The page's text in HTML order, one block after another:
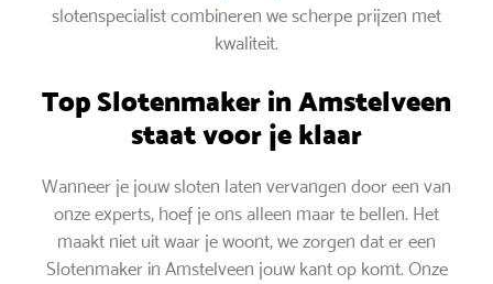
slotenspecialist combineren we scherpe prijzen met
kwaliteit.
Top Slotenmaker in Amstelveen
staat voor je klaar
Wanneer je jouw sloten laten vervangen door een van
onze experts, hoef je ons alleen maar te bellen. Het
maakt niet uit waar je woont, we zorgen dat er een
Slotenmaker in Amstelveen jouw kant op komt. Onze